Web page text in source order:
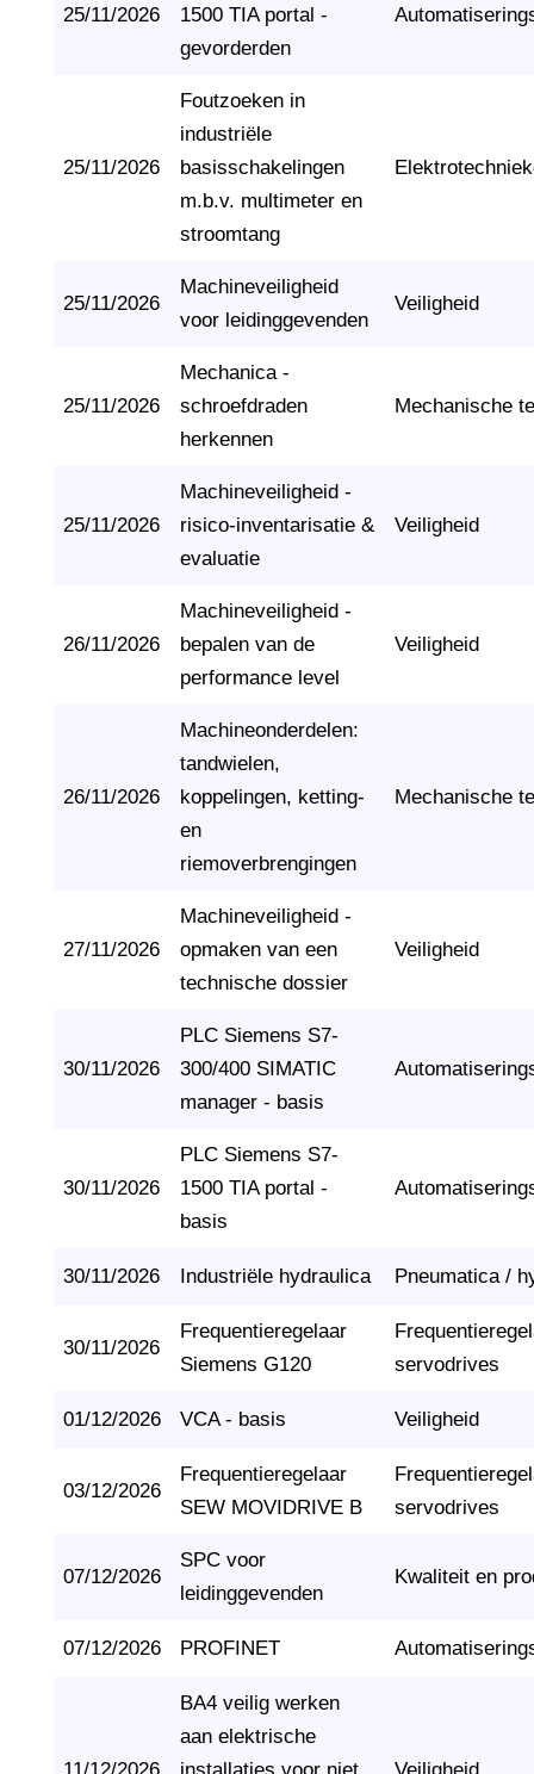
25/11/2026
1500 TIA portal -
gevorderden
25/11/2026
Foutzoeken in
industriële
basisschakelingen
m.b.v. multimeter en
stroomtang
25/11/2026
Machineveiligheid
voor leidinggevenden
Veiligheid
25/11/2026
Mechanica -
schroefdraden
herkennen
Mechanische
25/11/2026
Machineveiligheid -
risico-inventarisatie &
evaluatie
Veiligheid
26/11/2026
Machineveiligheid -
bepalen van de
performance level
Veiligheid
26/11/2026
Machineonderdelen:
tandwielen,
koppelingen, ketting-
en
riemoverbrengingen
Mechanische
27/11/2026
Machineveiligheid -
opmaken van een
technische dossier
Veiligheid
30/11/2026
PLC Siemens S7-
300/400 SIMATIC
manager - basis
30/11/2026
PLC Siemens S7-
1500 TIA portal -
basis
30/11/2026 Industriële hydraulica Pneumatica /
30/11/2026
Frequentieregelaar
Siemens G120
servodrives
01/12/2026 VCA - basis Veiligheid
03/12/2026
Frequentieregelaar
SEW MOVIDRIVE B
servodrives
07/12/2026
SPC voor
leidinggevenden
Kwaliteit en
07/12/2026 PROFINET
BA4 veilig werken
aan elektrische